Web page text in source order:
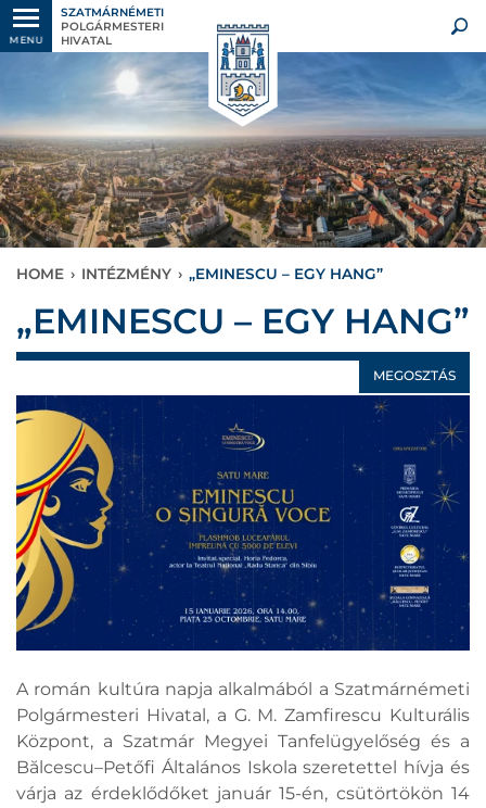
MENU
SZATMÁRNÉMETI
POLGÁRMESTERI
HIVATAL
HOME › INTÉZMÉNY › „EMINESCU – EGY HANG”
„EMINESCU – EGY HANG”
MEGOSZTÁS
A román kultúra napja alkalmából a Szatmárnémeti
Polgármesteri Hivatal, a G. M. Zamfirescu Kulturális
Központ, a Szatmár Megyei Tanfelügyelőség és a
Bălcescu–Petőfi Általános Iskola szeretettel hívja és
várja az érdeklődőket január 15-én, csütörtökön 14